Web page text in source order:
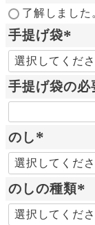
了解しました
手提げ袋
(
必
須
)
手提げ袋の必
のし
(
必
須
)
のしの種類
(